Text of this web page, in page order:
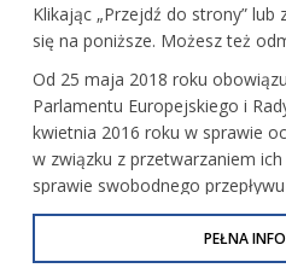
Złoty meleks ponownie pojawi
w najbliższy weekend, 26 i 27
w sobotę i niedzielę. Zbiórkę
przed kamienicą przy Rynku 7.
Klikając „Przejdź do strony”
się na poniższe. Możesz też
Od 25 maja 2018 roku
Parlamentu Europejskiego i
kwietnia 2016 roku w sprawie
w związku z przetwarzaniem
sprawie swobodnego
uchylenia dyrektywy 95/46/WE
lub Ogólne Rozporządzenie o
PEŁNA